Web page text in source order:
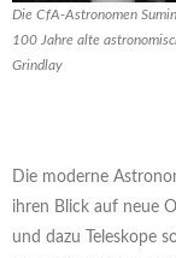
Die CfA-Astronomen
100 Jahre alte
Grindlay
Die moderne
ihren Blick auf neue
und dazu Teleskope